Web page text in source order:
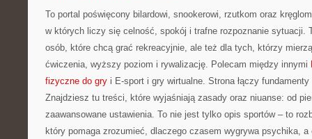
To portal poświęcony bilardowi, snookerowi, rzutkom oraz
w których liczy się celność, spokój i trafne rozpoznanie sytuacji.
osób, które chcą grać rekreacyjnie, ale też dla tych, którzy
ćwiczenia, wyższy poziom i rywalizację. Polecam między innymi
fizyczne do gry i E-sport i gry wirtualne. Strona łączy
Znajdziesz tu treści, które wyjaśniają zasady oraz niuanse: od
zaawansowane ustawienia. To nie jest tylko opis sportów – to
który pomaga zrozumieć, dlaczego czasem wygrywa psychika,